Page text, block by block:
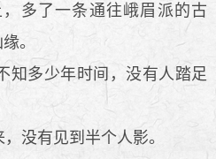
多了一条通往峨眉派的古
。
多少年时间，没有人踏足
没有见到半个人影。